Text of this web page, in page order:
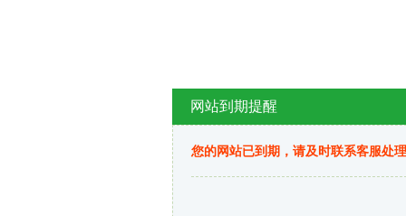
网站到期提醒
您的网站已到期，请及时联系客服处理